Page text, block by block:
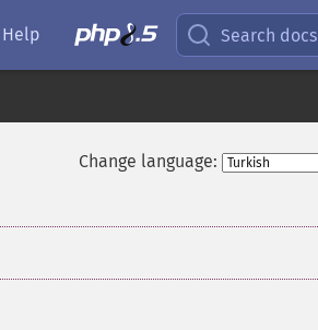
Help Search docs
Change language: